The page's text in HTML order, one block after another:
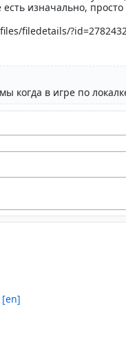
[en]